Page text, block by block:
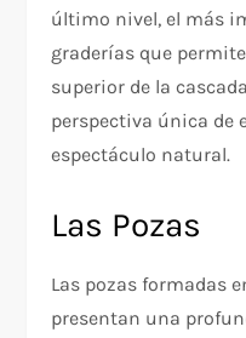
último nivel, el más
graderías que
superior de la
perspectiva única de
espectáculo natural.
Las Pozas
Las pozas formadas
presentan una